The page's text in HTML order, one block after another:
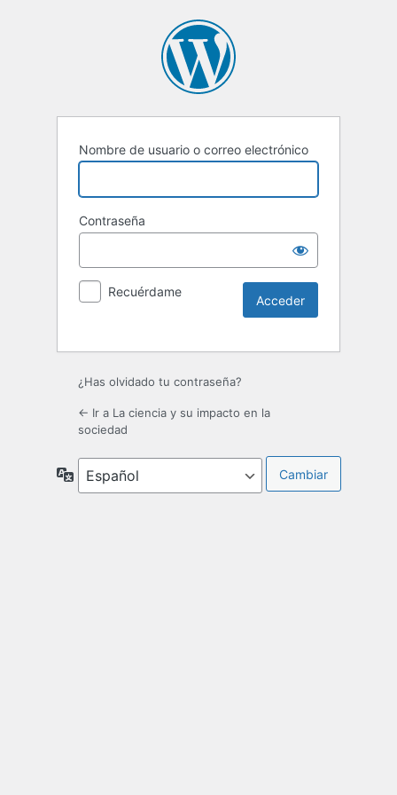
Nombre de usuario o correo electrónico
Contraseña
Recuérdame
¿Has olvidado tu contraseña?
← Ir a La ciencia y su impacto en la
sociedad
Idioma